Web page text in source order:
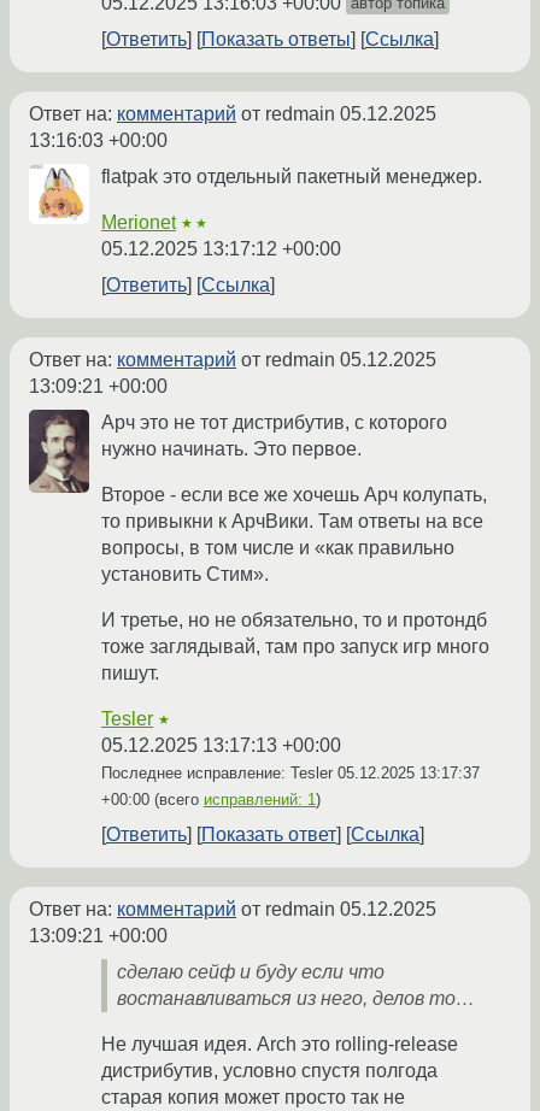
Ответить Показать ответы Ссылка
Ответ на: комментарий от redmain 05.12.2025
13:16:03 +00:00
flatpak это отдельный пакетный менеджер.
Merionet ★★
05.12.2025 13:17:12 +00:00
Ответить
Ссылка
Ответ на: комментарий от redmain 05.12.2025
13:09:21 +00:00
Арч это не тот дистрибутив, с которого
нужно начинать. Это первое.
Второе - если все же хочешь Арч колупать,
то привыкни к АрчВики. Там ответы на все
вопросы, в том числе и «как правильно
установить Стим».
И третье, но не обязательно, то и протондб
тоже заглядывай, там про запуск игр много
пишут.
Tesler ★
05.12.2025 13:17:13 +00:00
Последнее исправление: Tesler 05.12.2025 13:17:37
+00:00 (всего исправлений: 1 )
Ответить Показать ответ Ссылка
Ответ на: комментарий от redmain 05.12.2025
13:09:21 +00:00
сделаю сейф и буду если что
востанавливаться из него, делов то…
Не лучшая идея. Arch это rolling-release
дистрибутив, условно спустя полгода
старая копия может просто так не